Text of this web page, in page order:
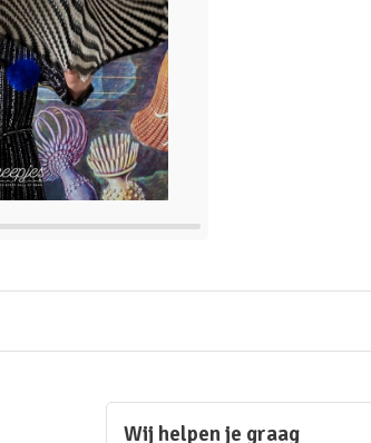
Wij helpen je graag